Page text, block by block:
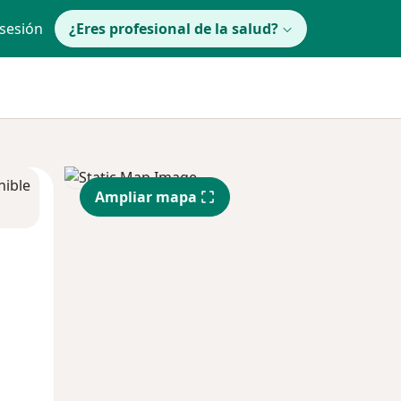
¿Eres profesional de la salud?
Ampliar mapa